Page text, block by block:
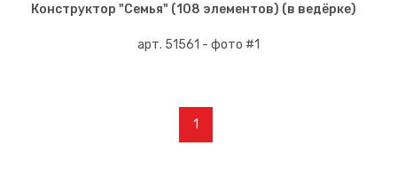
Конструктор "Семья" (108 элементов) (в ведёрке)
1